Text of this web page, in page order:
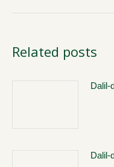
Related posts
Dalil-
Dalil-